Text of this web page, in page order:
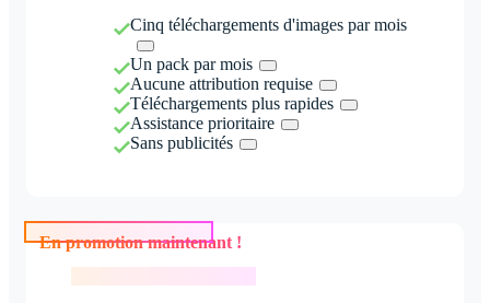
Cinq téléchargements d'images par mois
Un pack par mois
Aucune attribution requise
Téléchargements plus rapides
Assistance prioritaire
Sans publicités
En promotion maintenant !